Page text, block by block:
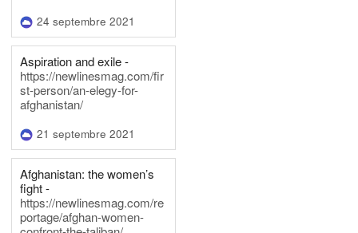
24 septembre 2021
Aspiration and exile -
https://newlinesmag.com/fir
st-person/an-elegy-for-
afghanistan/
21 septembre 2021
Afghanistan: the women’s
fight -
https://newlinesmag.com/re
portage/afghan-women-